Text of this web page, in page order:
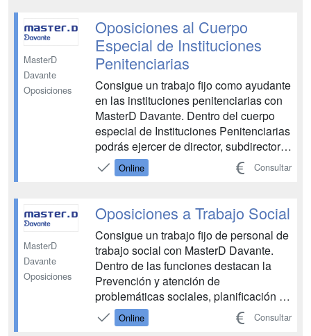
prevención y extinción, realiza tareas
de información y sen...
MasterD
Davante
Oposiciones
Oposiciones al Cuerpo
Especial de Instituciones
Penitenciarias
Consigue un trabajo fijo como ayudante
en las instituciones penitenciarias con
MasterD Davante. Dentro del cuerpo
especial de Instituciones Penitenciarias
podrás ejercer de director, subdirector,
jefe de servicios, jefe de gabinete del
director, educador, coordinador de
jefe de oficinas, contribuyendo al cor...
Online Consultar
MasterD
Davante
Oposiciones
Oposiciones a Trabajo Social
Consigue un trabajo fijo de personal de
trabajo social con MasterD Davante.
Dentro de las funciones destacan la
Prevención y atención de
problemáticas sociales, planificación y
ejecución de programas y servicios,
mediación y promoción del bienestar
Online Consultar